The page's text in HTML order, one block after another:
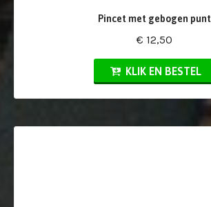
Pincet met gebogen punt
€ 12,50
KLIK EN BESTEL